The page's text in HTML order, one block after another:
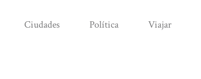
Ciudades Política Viajar